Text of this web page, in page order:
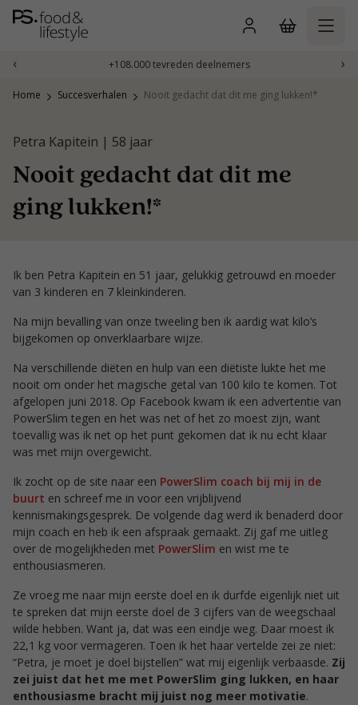
Naar
inhoud
‹ +108.000 tevreden deelnemers ›
Home Succesverhalen Nooit gedacht dat dit me ging lukken!*
Petra Kapitein | 58 jaar
Nooit gedacht dat dit me
ging lukken!*
Ik ben Petra Kapitein en 51 jaar, gelukkig getrouwd en moeder
van 3 kinderen en 7 kleinkinderen.
Na mijn bevalling van onze tweeling ben ik aardig wat kilo’s
bijgekomen op onverklaarbare wijze.
Na verschillende diëten en hulp van een diëtiste lukte het me
nooit om onder het magische getal van 100 kilo te komen. Tot
afgelopen juni 2018. Op Facebook kwam ik een advertentie van
PowerSlim tegen en het was net of het zo moest zijn, want
toevallig was ik net op het punt gekomen dat ik nu echt klaar
was met mijn overgewicht.
Ik zocht op de site naar een PowerSlim coach bij mij in de
buurt en schreef me in voor een vrijblijvend
kennismakingsgesprek. De volgende dag werd ik benaderd door
mijn coach en heb ik een afspraak gemaakt. Zij gaf me uitleg
over de mogelijkheden met PowerSlim en wist me te
enthousiasmeren.
Ze vroeg me naar mijn eerste doel en ik durfde eigenlijk niet uit
te spreken dat mijn eerste doel de 3 cijfers van de weegschaal
wilde hebben. Want ja, dat was een eindje weg. Daar moest ik
22,1 kg voor vermageren. Toen ik het haar vertelde zei ze niet:
“Petra, je moet je doel bijstellen” wat mij eigenlijk verbaasde. Zij
zei juist dat het me met PowerSlim ging lukken, en haar
enthousiasme bracht mij juist nog meer motivatie.